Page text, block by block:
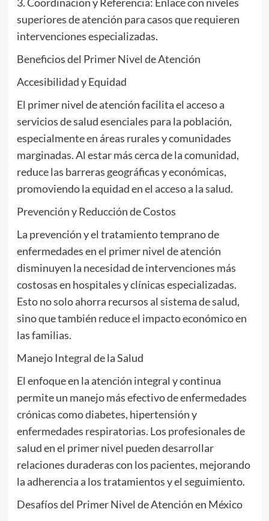
3. Coordinación y Referencia: Enlace con niveles
superiores de atención para casos que requieren
intervenciones especializadas.
Beneficios del Primer Nivel de Atención
Accesibilidad y Equidad
El primer nivel de atención facilita el acceso a
servicios de salud esenciales para la población,
especialmente en áreas rurales y comunidades
marginadas. Al estar más cerca de la comunidad,
reduce las barreras geográficas y económicas,
promoviendo la equidad en el acceso a la salud.
Prevención y Reducción de Costos
La prevención y el tratamiento temprano de
enfermedades en el primer nivel de atención
disminuyen la necesidad de intervenciones más
costosas en hospitales y clínicas especializadas.
Esto no solo ahorra recursos al sistema de salud,
sino que también reduce el impacto económico en
las familias.
Manejo Integral de la Salud
El enfoque en la atención integral y continua
permite un manejo más efectivo de enfermedades
crónicas como diabetes, hipertensión y
enfermedades respiratorias. Los profesionales de
salud en el primer nivel pueden desarrollar
relaciones duraderas con los pacientes, mejorando
la adherencia a los tratamientos y el seguimiento.
Desafíos del Primer Nivel de Atención en México